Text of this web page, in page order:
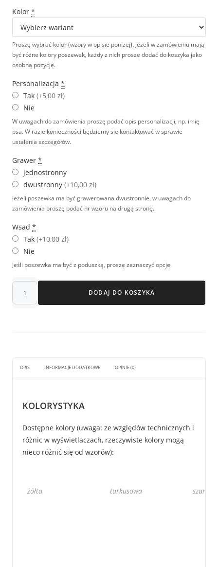
Kolor *
Proszę wybrać kolor (wzory w opisie poniżej). Jeżeli w zamówieniu mają
być różne kolory poszewek, każdy z nich proszę dodać do koszyka jako
osobną pozycję.
Personalizacja *
Tak (+5,00 zł)
Nie
W uwagach do zamówienia proszę podać opis personalizacji, np. imię
psa. W razie konieczności będziemy się kontaktować w sprawie
ustalenia szczegółów.
Grawer *
jednostronny
dwustronny (+10,00 zł)
Jeżeli poszewka ma być grawerowana dwustronnie, w uwagach do
zamówienia proszę podać nr wzoru na drugą stronę.
Wsad *
Tak (+10,00 zł)
Nie
Jeśli poszewka ma być z poduszką, proszę zaznaczyć opcję.
DODAJ DO KOSZYKA
OPIS INFORMACJE DODATKOWE OPINIE (0)
KOLORYSTYKA
Dostępne kolory (uwaga: ze względów technicznych i
różnic w wyświetlaczach, rzeczywiste kolory mogą
nieco różnić się od wzorów):
żółta turkusowa szara